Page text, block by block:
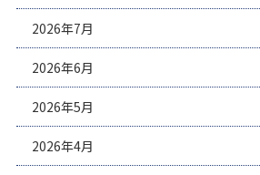
2026年7月
2026年6月
2026年5月
2026年4月